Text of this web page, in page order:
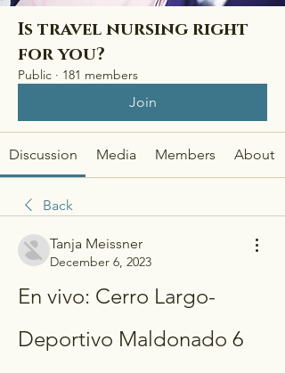
Is travel nursing right
for you?
Public · 181 members
Join
Discussion Media Members About
Back
Tanja Meissner
December 6, 2023
En vivo: Cerro Largo-
Deportivo Maldonado 6